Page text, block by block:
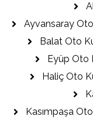
Ayvansaray
Balat Oto
Eyüp Oto
Haliç Oto
Kasımpaşa